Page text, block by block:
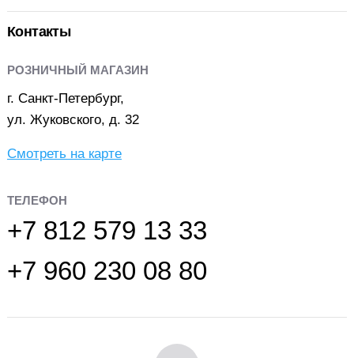
Контакты
РОЗНИЧНЫЙ МАГАЗИН
г. Санкт-Петербург,
ул. Жуковского, д. 32
Смотреть на карте
ТЕЛЕФОН
+7 812 579 13 33
+7 960 230 08 80